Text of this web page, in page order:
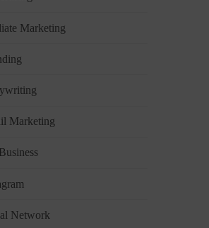
Marketing
Marketing
Network